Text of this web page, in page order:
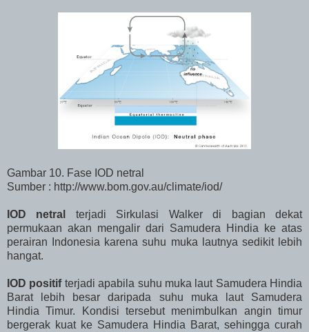
Gambar 10. Fase IOD netral
Sumber : http://www.bom.gov.au/climate/iod/
IOD netral
terjadi Sirkulasi Walker di bagian dekat
permukaan akan mengalir dari Samudera Hindia ke atas
perairan Indonesia karena suhu muka lautnya sedikit lebih
hangat.
IOD positifterjadi apabila suhu muka laut Samudera Hindia
Barat lebih besar daripada suhu muka laut Samudera
Hindia Timur. Kondisi tersebut menimbulkan angin timur
bergerak kuat ke Samudera Hindia Barat, sehingga curah